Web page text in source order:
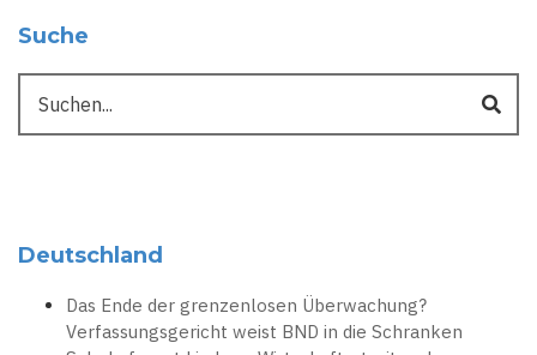
Suche
Deutschland
Das Ende der grenzenlosen Überwachung?
Verfassungsgericht weist BND in die Schranken